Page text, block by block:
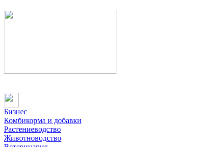
Бизнес
Комбикорма и добавки
Растениеводство
Животноводство